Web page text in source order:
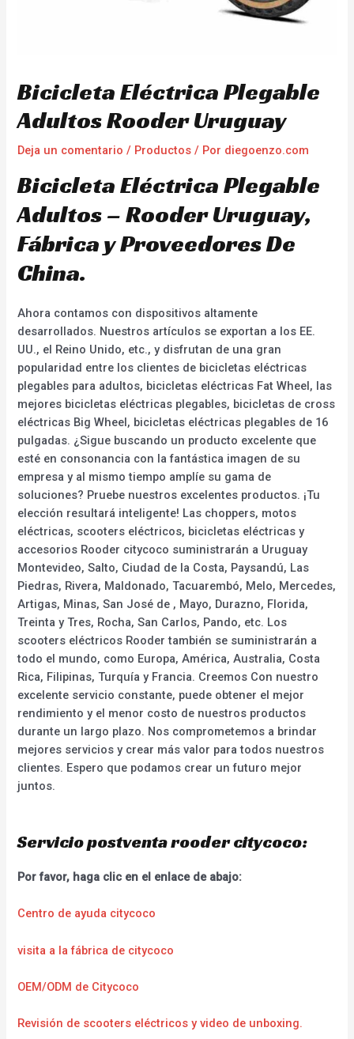
Bicicleta Eléctrica Plegable
Adultos Rooder Uruguay
Deja un comentario / Productos / Por diegoenzo.com
Bicicleta Eléctrica Plegable
Adultos – Rooder Uruguay,
Fábrica y Proveedores De
China.
Ahora contamos con dispositivos altamente
desarrollados. Nuestros artículos se exportan a los EE.
UU., el Reino Unido, etc., y disfrutan de una gran
popularidad entre los clientes de bicicletas eléctricas
plegables para adultos, bicicletas eléctricas Fat Wheel, las
mejores bicicletas eléctricas plegables, bicicletas de cross
eléctricas Big Wheel, bicicletas eléctricas plegables de 16
pulgadas. ¿Sigue buscando un producto excelente que
esté en consonancia con la fantástica imagen de su
empresa y al mismo tiempo amplíe su gama de
soluciones? Pruebe nuestros excelentes productos. ¡Tu
elección resultará inteligente! Las choppers, motos
eléctricas, scooters eléctricos, bicicletas eléctricas y
accesorios Rooder citycoco suministrarán a Uruguay
Montevideo, Salto, Ciudad de la Costa, Paysandú, Las
Piedras, Rivera, Maldonado, Tacuarembó, Melo, Mercedes,
Artigas, Minas, San José de , Mayo, Durazno, Florida,
Treinta y Tres, Rocha, San Carlos, Pando, etc. Los
scooters eléctricos Rooder también se suministrarán a
todo el mundo, como Europa, América, Australia, Costa
Rica, Filipinas, Turquía y Francia. Creemos Con nuestro
excelente servicio constante, puede obtener el mejor
rendimiento y el menor costo de nuestros productos
durante un largo plazo. Nos comprometemos a brindar
mejores servicios y crear más valor para todos nuestros
clientes. Espero que podamos crear un futuro mejor
juntos.
Servicio postventa rooder citycoco:
Por favor, haga clic en el enlace de abajo:
Centro de ayuda citycoco
visita a la fábrica de citycoco
OEM/ODM de Citycoco
Revisión de scooters eléctricos y video de unboxing.